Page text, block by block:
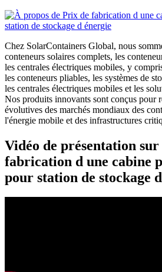
Chez SolarContainers Global, nous
conteneurs solaires complets, les
les centrales électriques mobiles, y
les conteneurs pliables, les systèmes de
les centrales électriques mobiles et les
Nos produits innovants sont conçus pour
évolutives des marchés mondiaux des
l'énergie mobile et des infrastructures
Vidéo de présentation
fabrication d une cabine
pour station de stockage